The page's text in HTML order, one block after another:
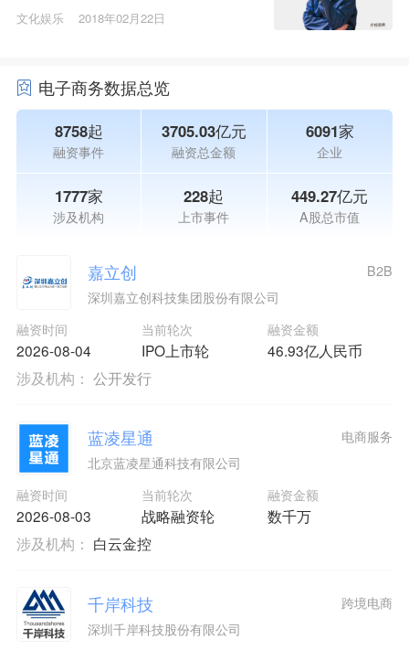
文化娱乐 2018年02月22日
电子商务数据总览
8758起
融资事件
3705.03亿元
融资总金额
6091家
企业
1777家
涉及机构
228起
上市事件
449.27亿元
A股总市值
嘉立创
深圳嘉立创科技集团股份有限公司
融资时间
2026-08-04
当前轮次
IPO上市轮
融资金额
46.93亿人民币
B2B
涉及机构： 公开发行
蓝凌星通
北京蓝凌星通科技有限公司
融资时间
2026-08-03
当前轮次
战略融资轮
融资金额
数千万
电商服务
涉及机构： 白云金控
千岸科技
深圳千岸科技股份有限公司
跨境电商